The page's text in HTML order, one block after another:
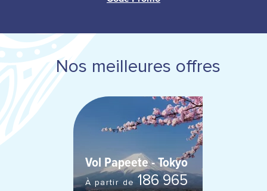
Nos meilleures offres
Vol Papeete - Tokyo
À partir de 186 965